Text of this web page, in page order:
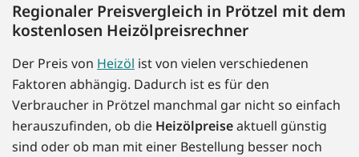
Regionaler Preisvergleich in Prötzel mit dem
kostenlosen Heizölpreisrechner
Der Preis von Heizöl ist von vielen verschiedenen
Faktoren abhängig. Dadurch ist es für den
Verbraucher in Prötzel manchmal gar nicht so einfach
herauszufinden, ob die Heizölpreiseaktuell günstig
sind oder ob man mit einer Bestellung besser noch